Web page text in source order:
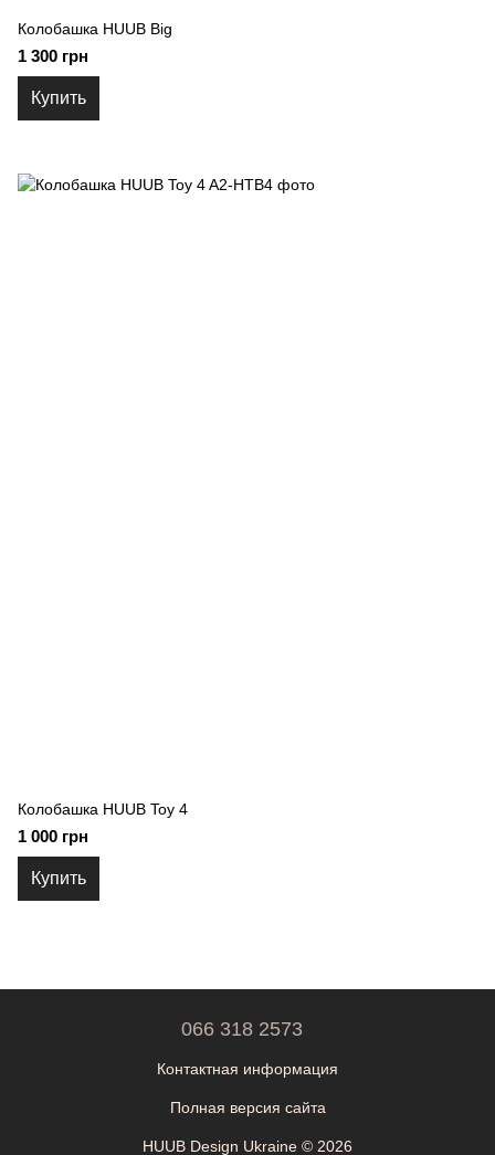
Колобашка HUUB Big
1 300 грн
Купить
Колобашка HUUB Toy 4
1 000 грн
Купить
066 318 2573
Контактная информация
Полная версия сайта
HUUB Design Ukraine © 2026